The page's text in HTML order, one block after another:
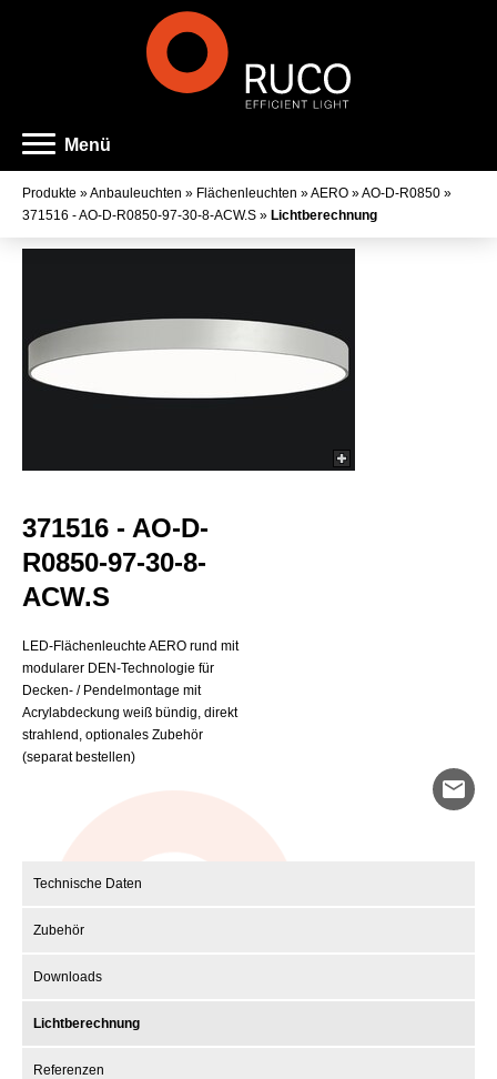
Menü
Produkte »Anbauleuchten » Flächenleuchten »AERO »AO-D-R0850 »
371516 - AO-D-R0850-97-30-8-ACW.S » Lichtberechnung
371516 - AO-D-
R0850-97-30-8-
ACW.S
LED-Flächenleuchte AERO rund mit
modularer DEN-Technologie für
Decken- / Pendelmontage mit
Acrylabdeckung weiß bündig, direkt
strahlend, optionales Zubehör
(separat bestellen)
mail
Technische Daten
Zubehör
Downloads
Lichtberechnung
Referenzen